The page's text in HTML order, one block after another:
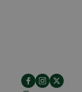
Facebook
Instagram
X